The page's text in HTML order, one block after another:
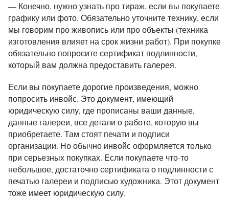
— Конечно, нужно узнать про тираж, если вы покупаете
графику или фото. Обязательно уточните технику, если
мы говорим про живопись или про объекты (техника
изготовления влияет на срок жизни работ). При покупке
обязательно попросите сертификат подлинности,
который вам должна предоставить галерея.
Если вы покупаете дорогие произведения, можно
попросить инвойс. Это документ, имеющий
юридическую силу, где прописаны ваши данные,
данные галереи, все детали о работе, которую вы
приобретаете. Там стоят печати и подписи
организации. Но обычно инвойс оформляется только
при серьезных покупках. Если покупаете что-то
небольшое, достаточно сертификата о подлинности с
печатью галереи и подписью художника. Этот документ
тоже имеет юридическую силу.